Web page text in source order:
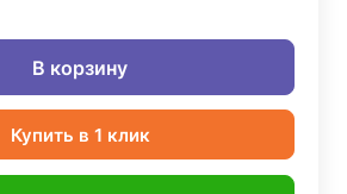
В корзину
Купить в 1 клик